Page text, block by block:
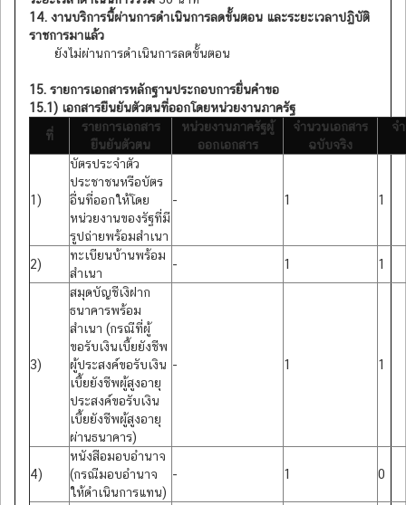
14. งานบริการนี้ผ่านการดำเนินการลดขั้นตอน และระยะเวลาปฏิบัติ
ราชการมาแล้ว
ยังไม่ผ่านการดำเนินการลดขั้นตอน
15. รายการเอกสารหลักฐานประกอบการยื่นคำขอ
15.1) เอกสารยืนยันตัวตนที่ออกโดยหน่วยงานภาครัฐ
ที่
รายการเอกสาร
ยืนยันตัวตน
หน่วยงานภาครัฐผู้
ออกเอกสาร
จำนวนเอกสาร
ฉบับจริง
จ
1)
บัตรประจำตัว
ประชาชนหรือบัตร
อื่นที่ออกให้โดย
หน่วยงานของรัฐที่มี
รูปถ่ายพร้อมสำเนา
- 1 1
2)
ทะเบียนบ้านพร้อม
สำเนา
- 1 1
3)
สมุดบัญชีเงิฝาก
ธนาคารพร้อม
สำเนา (กรณีที่ผู้
ขอรับเงินเบี้ยยังชีพ
ผู้ประสงค์ขอรับเงิน
เบี้ยยังชีพผู้สูงอายุ
ประสงค์ขอรับเงิน
เบี้ยยังชีพผู้สูงอายุ
ผ่านธนาคาร)
- 1 1
4)
หนังสือมอบอำนาจ
(กรณีมอบอำนาจ
ให้ดำเนินการแทน)
- 1 0